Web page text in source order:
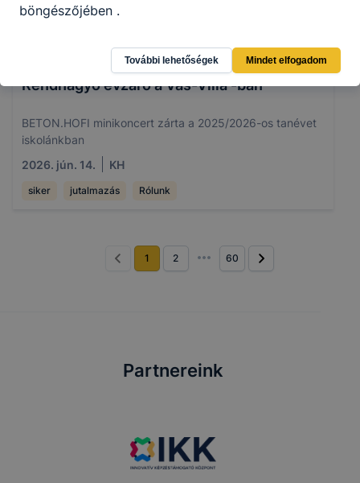
Iskolai élet tájékoztatás
Rendhagyó évzáró a Vas-Villa'-ban
BETON.HOFI minikoncert zárta a 2025/2026-os tanévet
iskolánkban
2026. jún. 14.
KH
siker jutalmazás Rólunk
1 2 60
Partnereink
böngészőjében .
További lehetőségek Mindet elfogadom